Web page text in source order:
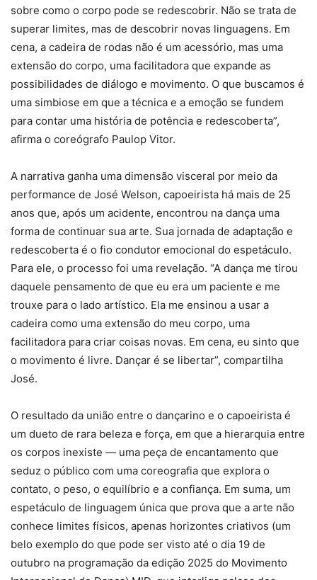
sobre como o corpo pode se redescobrir. Não se trata de
superar limites, mas de descobrir novas linguagens. Em
cena, a cadeira de rodas não é um acessório, mas uma
extensão do corpo, uma facilitadora que expande as
possibilidades de diálogo e movimento. O que buscamos é
uma simbiose em que a técnica e a emoção se fundem
para contar uma história de potência e redescoberta”,
afirma o coreógrafo Paulop Vitor.
A narrativa ganha uma dimensão visceral por meio da
performance de José Welson, capoeirista há mais de 25
anos que, após um acidente, encontrou na dança uma
forma de continuar sua arte. Sua jornada de adaptação e
redescoberta é o fio condutor emocional do espetáculo.
Para ele, o processo foi uma revelação. “A dança me tirou
daquele pensamento de que eu era um paciente e me
trouxe para o lado artístico. Ela me ensinou a usar a
cadeira como uma extensão do meu corpo, uma
facilitadora para criar coisas novas. Em cena, eu sinto que
o movimento é livre. Dançar é se libertar”, compartilha
José.
O resultado da união entre o dançarino e o capoeirista é
um dueto de rara beleza e força, em que a hierarquia entre
os corpos inexiste — uma peça de encantamento que
seduz o público com uma coreografia que explora o
contato, o peso, o equilíbrio e a confiança. Em suma, um
espetáculo de linguagem única que prova que a arte não
conhece limites físicos, apenas horizontes criativos (um
belo exemplo do que pode ser visto até o dia 19 de
outubro na programação da edição 2025 do Movimento